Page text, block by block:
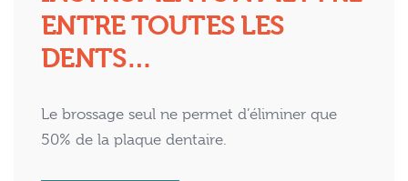
ENTRE TOUTES LES
DENTS…
Le brossage seul ne permet d’éliminer que
50% de la plaque dentaire.